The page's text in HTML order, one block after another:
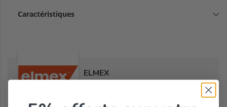
Caractéristiques
ELMEX